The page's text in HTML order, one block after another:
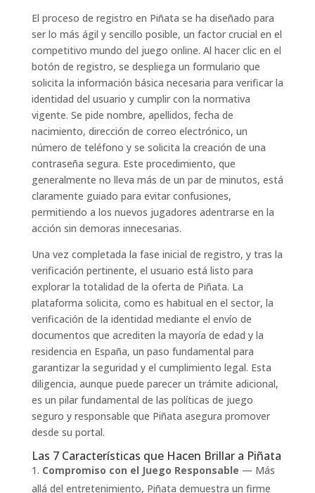
El proceso de registro en Piñata se ha diseñado para
ser lo más ágil y sencillo posible, un factor crucial en el
competitivo mundo del juego online. Al hacer clic en el
botón de registro, se despliega un formulario que
solicita la información básica necesaria para verificar la
identidad del usuario y cumplir con la normativa
vigente. Se pide nombre, apellidos, fecha de
nacimiento, dirección de correo electrónico, un
número de teléfono y se solicita la creación de una
contraseña segura. Este procedimiento, que
generalmente no lleva más de un par de minutos, está
claramente guiado para evitar confusiones,
permitiendo a los nuevos jugadores adentrarse en la
acción sin demoras innecesarias.
Una vez completada la fase inicial de registro, y tras la
verificación pertinente, el usuario está listo para
explorar la totalidad de la oferta de Piñata. La
plataforma solicita, como es habitual en el sector, la
verificación de la identidad mediante el envío de
documentos que acrediten la mayoría de edad y la
residencia en España, un paso fundamental para
garantizar la seguridad y el cumplimiento legal. Esta
diligencia, aunque puede parecer un trámite adicional,
es un pilar fundamental de las políticas de juego
seguro y responsable que Piñata asegura promover
desde su portal.
Las 7 Características que Hacen Brillar a Piñata
Compromiso con el Juego Responsable — Más
allá del entretenimiento, Piñata demuestra un firme